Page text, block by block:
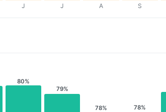
J J A S
80%
79%
78% 78%